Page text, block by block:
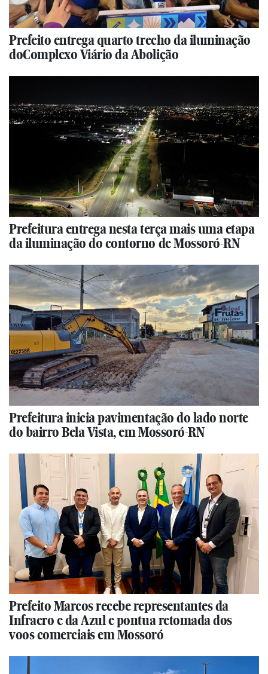
Prefeito entrega quarto trecho da iluminação
doComplexo Viário da Abolição
Prefeitura entrega nesta terça mais uma etapa
da iluminação do contorno de Mossoró-RN
Prefeitura inicia pavimentação do lado norte
do bairro Bela Vista, em Mossoró-RN
Prefeito Marcos recebe representantes da
Infraero e da Azul e pontua retomada dos
voos comerciais em Mossoró